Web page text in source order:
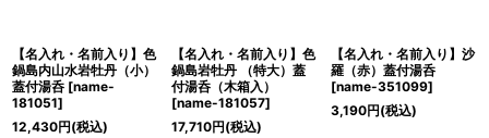
【名入れ・名前入り】色
鍋島内山水岩牡丹（小）
蓋付湯呑 [name-
181051]
12,430円(税込)
【名入れ・名前入り】色
鍋島岩牡丹 （特大）蓋
付湯呑（木箱入）
[name-181057]
17,710円(税込)
【名入れ・名前入り】沙
羅（赤）蓋付湯呑
[name-351099]
3,190円(税込)